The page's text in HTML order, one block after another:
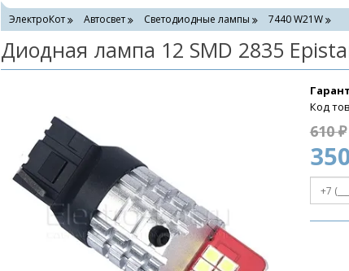
ЭлектроКот Автосвет Светодиодные лампы 7440 W21W
Диодная лампа 12 SMD 2835
Код
610 ₽